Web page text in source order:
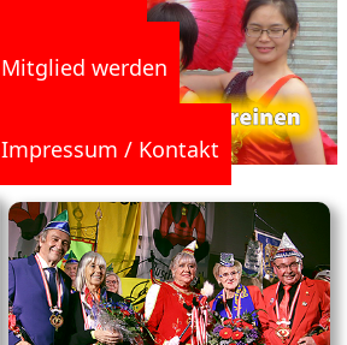
Mitglied werden
Impressum / Kontakt